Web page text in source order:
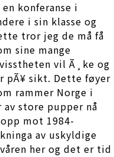
konferanse i
i sin klasse og
tror jeg de må få
sine mange
vil Ã¸ke og
pÃ¥ sikt. Dette føyer
rammer Norge i
store pupper nå
mot 1984-
av uskyldige
her og det er tid